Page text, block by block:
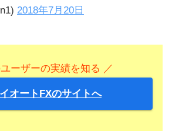
2018年7月20日
ーザーの実績を知る ／
イオートFXのサイトへ